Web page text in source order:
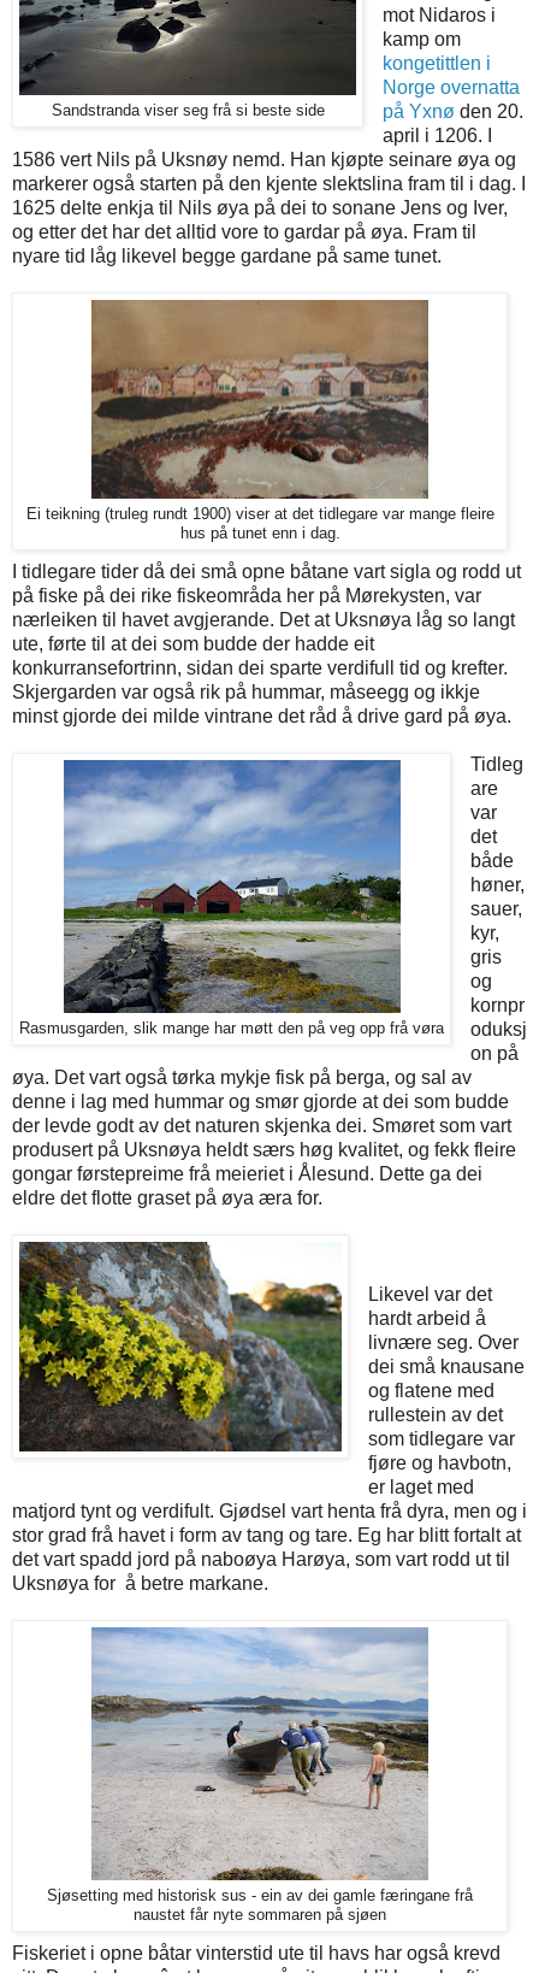
Sandstranda viser seg frå si beste side
mot Nidaros i
kamp om
kongetittlen i
Norge overnatta
på Yxnø den 20.
april i 1206. I
1586 vert Nils på Uksnøy nemd. Han kjøpte seinare øya og
markerer også starten på den kjente slektslina fram til i dag.
1625 delte enkja til Nils øya på dei to sonane Jens og Iver,
og etter det har det alltid vore to gardar på øya. Fram til
nyare tid låg likevel begge gardane på same tunet.
Ei teikning (truleg rundt 1900) viser at det tidlegare var mange fleire
hus på tunet enn i dag.
I tidlegare tider då dei små opne båtane vart sigla og rodd ut
på fiske på dei rike fiskeområda her på Mørekysten, var
nærleiken til havet avgjerande. Det at Uksnøya låg so langt
ute, førte til at dei som budde der hadde eit
konkurransefortrinn, sidan dei sparte verdifull tid og krefter.
Skjergarden var også rik på hummar, måseegg og ikkje
minst gjorde dei milde vintrane det råd å drive gard på øya.
Rasmusgarden, slik mange har møtt den på veg opp frå vøra
Tidleg
are
var
det
både
høner,
sauer,
kyr,
gris
og
kornpr
oduksj
on på
øya. Det vart også tørka mykje fisk på berga, og sal av
denne i lag med hummar og smør gjorde at dei som budde
der levde godt av det naturen skjenka dei. Smøret som vart
produsert på Uksnøya heldt særs høg kvalitet, og fekk fleire
gongar førstepreime frå meieriet i Ålesund. Dette ga dei
eldre det flotte graset på øya æra for.
Likevel var det
hardt arbeid å
livnære seg. Over
dei små knausane
og flatene med
rullestein av det
som tidlegare var
fjøre og havbotn,
er laget med
matjord tynt og verdifult. Gjødsel vart henta frå dyra, men og i
stor grad frå havet i form av tang og tare. Eg har blitt fortalt at
det vart spadd jord på naboøya Harøya, som vart rodd ut til
Uksnøya for å betre markane.
Sjøsetting med historisk sus - ein av dei gamle færingane frå
naustet får nyte sommaren på sjøen
Fiskeriet i opne båtar vinterstid ute til havs har også krevd